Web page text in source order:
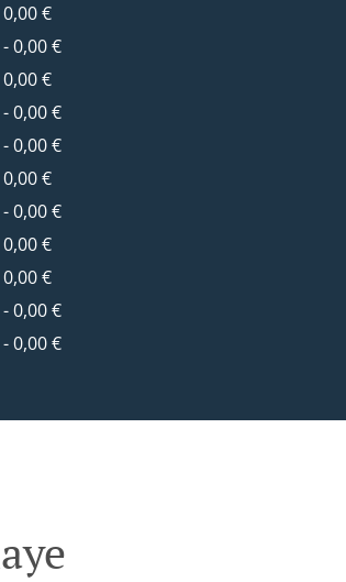
€
0,00 €
€
0,00 €
0,00 €
€
0,00 €
€
€
0,00 €
0,00 €